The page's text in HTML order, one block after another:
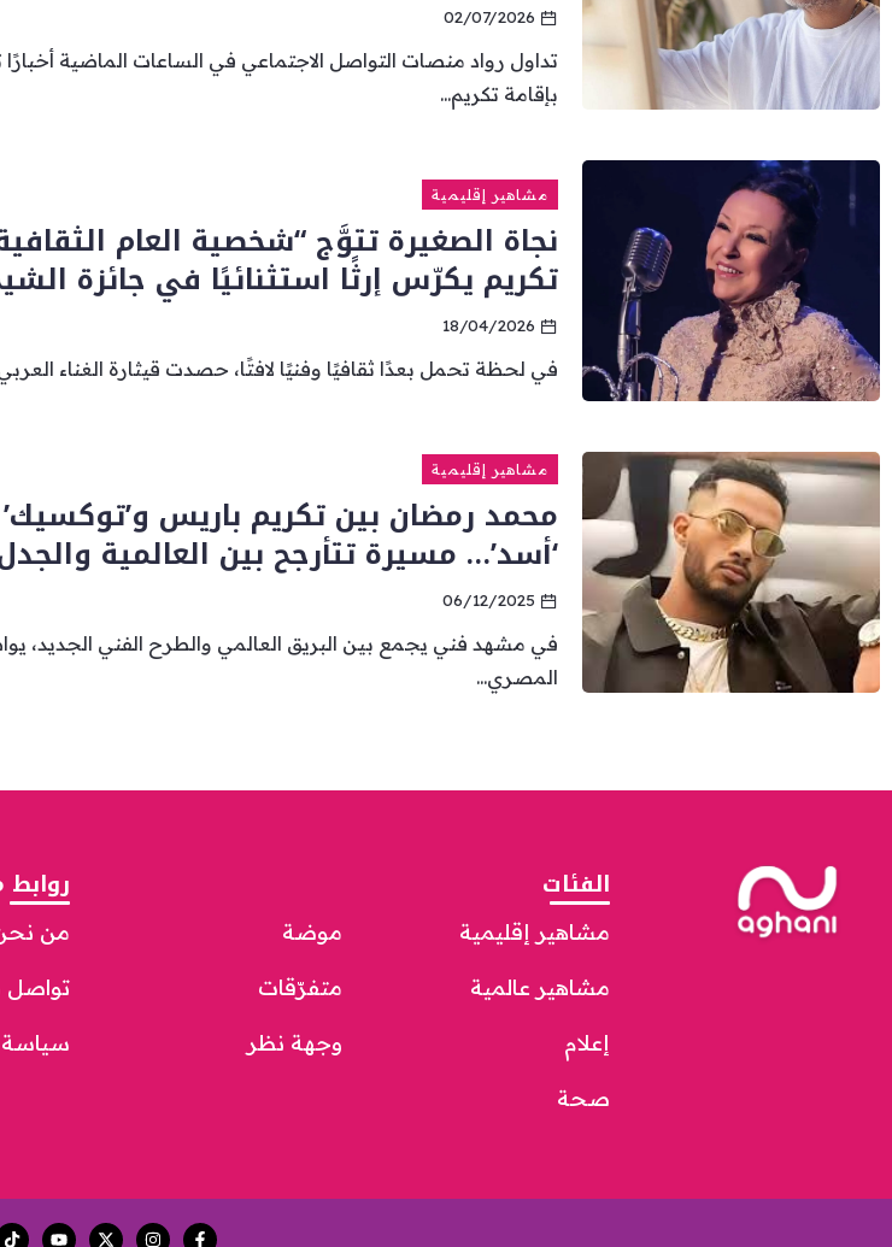
02/07/2026
تداول رواد منصات التواصل الاجتماعي في الساعات الماضية أخبارًا
بإقامة تكريم...
مشاهير إقليمية
نجاة الصغيرة تتوَّج “شخصية العام
تكريم يكرّس إرثًا استثنائيًا في جائزة
18/04/2026
في لحظة تحمل بعدًا ثقافيًا وفنيًا لافتًا، حصدت قيثارة الغناء العربي
مشاهير إقليمية
محمد رمضان بين تكريم باريس
‘أسد’… مسيرة تتأرجح بين العالمية
06/12/2025
في مشهد فني يجمع بين البريق العالمي والطرح الفني الجديد،
المصري...
الفئات
مشاهير إقليمية
مشاهير عالمية
إعلام
صحة
موضة
متفرّقات
وجهة نظر
من
تواصل